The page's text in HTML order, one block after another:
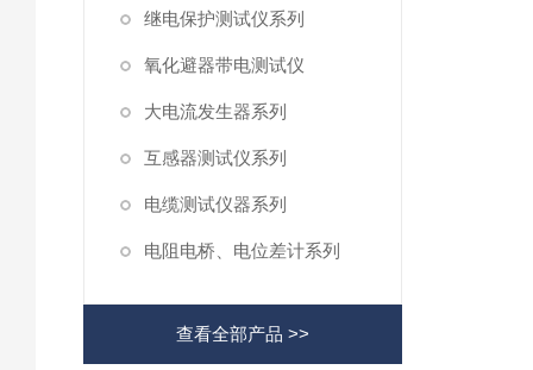
继电保护测试仪系列
氧化避器带电测试仪
大电流发生器系列
互感器测试仪系列
电缆测试仪器系列
电阻电桥、电位差计系列
查看全部产品 >>